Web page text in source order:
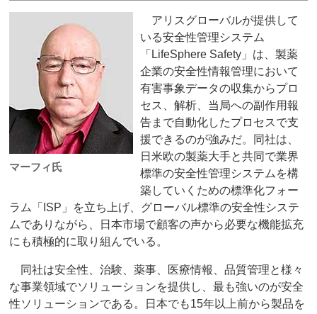
マーフィ氏
アリスグローバルが提供して
いる安全性管理システム
「LifeSphere Safety」は、製薬
企業の安全性情報管理において
有害事象データの収集からプロ
セス、解析、当局への副作用報
告まで自動化したプロセスで支
援できるのが強みだ。同社は、
日米欧の製薬大手と共同で業界
標準の安全性管理システムを構
築していくための標準化フォー
ラム「ISP」を立ち上げ、グローバル標準の安全性システ
ムでありながら、日本市場で顧客の声から必要な機能拡充
にも積極的に取り組んでいる。
同社は安全性、治験、薬事、医療情報、品質管理と様々
な事業領域でソリューションを提供し、最も強いのが安全
性ソリューションである。日本でも15年以上前から製品を